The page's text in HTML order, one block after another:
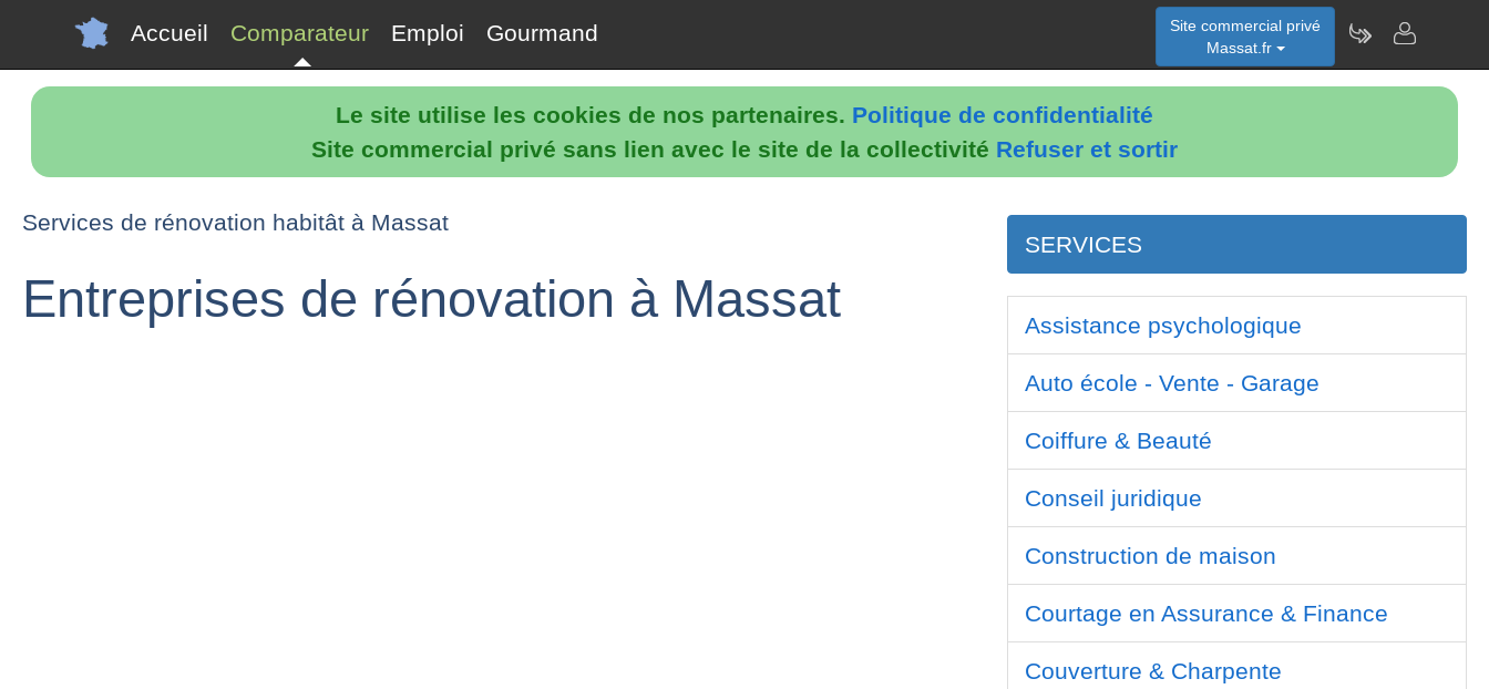
Le site utilise les cookies de nos partenaires. Politique de confidentialité
Site commercial privé sans lien avec le site de la collectivité Refuser et sortir
Accueil Comparateur Emploi Gourmand
Site commercial privé
Massat.fr
Services de rénovation habitât à Massat
Entreprises de rénovation à Massat
SERVICES
Assistance psychologique
Auto école - Vente - Garage
Coiffure & Beauté
Conseil juridique
Construction de maison
Courtage en Assurance & Finance
Couverture & Charpente